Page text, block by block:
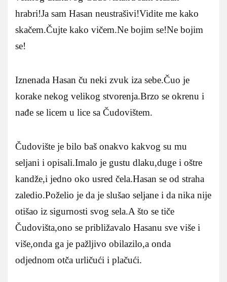
hrabri!Ja sam Hasan neustrašivi!Vidite me kako
skačem.Čujte kako vičem.Ne bojim se!Ne bojim
se!
Iznenada Hasan ču neki zvuk iza sebe.Čuo je
korake nekog velikog stvorenja.Brzo se okrenu i
nađe se licem u lice sa Čudovištem.
Čudovište je bilo baš onakvo kakvog su mu
seljani i opisali.Imalo je gustu dlaku,duge i oštre
kandže,i jedno oko usred čela.Hasan se od straha
zaledio.Poželio je da je slušao seljane i da nika nije
otišao iz sigurnosti svog sela.A što se tiče
Čudovišta,ono se približavalo Hasanu sve više i
više,onda ga je pažljivo obilazilo,a onda
odjednom otča urličući i plačući.